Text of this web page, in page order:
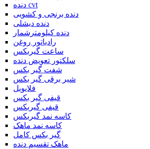
دنده cvt
دنده برنجی و کشویی
دنده دیشلی
دنده کیلومترشمار
رادیاتور روغن
ساعت گیربکس
سلکتور تعویض دنده
شفت گیر بکس
شیر برقی گیر بکس
فلایویل
قیفی گیر بکس
قیفی گیربکس
کاسه نمد گیربکس
کاسه نمد ماهک
گیر بکس کامل
ماهک تقسیم دنده